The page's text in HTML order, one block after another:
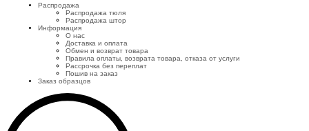
Распродажа
Распродажа тюля
Распродажа штор
Информация
О нас
Доставка и оплата
Обмен и возврат товара
Правила оплаты, возврата товара, отказа от услуги
Рассрочка без переплат
Пошив на заказ
Заказ образцов